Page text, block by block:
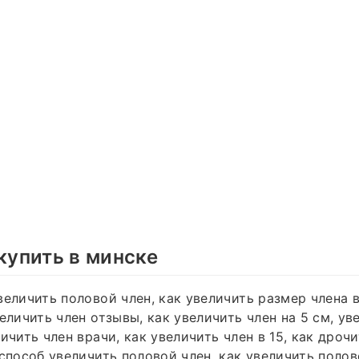
в минске
половой член, как увеличить размер члена
член отзывы, как увеличить член на 5 см,
член врачи, как увеличить член в 15, как
увеличить половой член, как увеличить